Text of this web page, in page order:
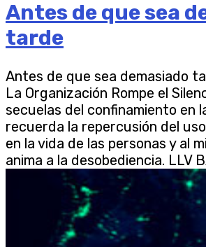
Antes de que sea
tarde
Antes de que sea demasiado
La Organización Rompe el
secuelas del confinamiento en
recuerda la repercusión del
en la vida de las personas y al
anima a la desobediencia. LLV